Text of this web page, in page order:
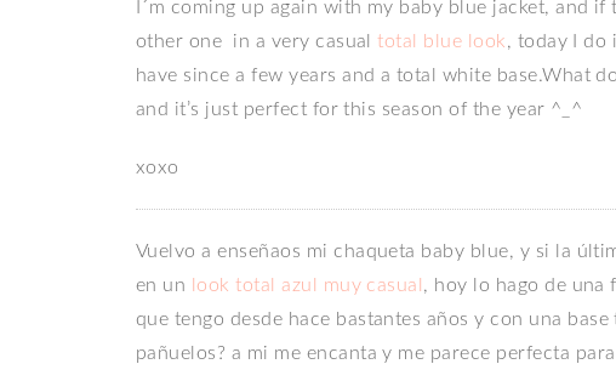
I´m coming up again with my baby blue jacket, and if
other one in a very casualtotal blue look, today I do
have since a few years and a total white base.What
and it’s just perfect for this season of the year ^_^
xoxo
Vuelvo a enseñaos mi chaqueta baby blue, y si la
en un look total azul muy casual, hoy lo hago de una
que tengo desde hace bastantes años y con una
pañuelos? a mi me encanta y me parece perfecta